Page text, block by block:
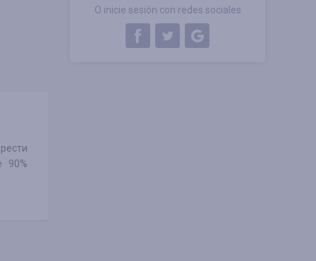
O inicie sesión con redes sociales
90%